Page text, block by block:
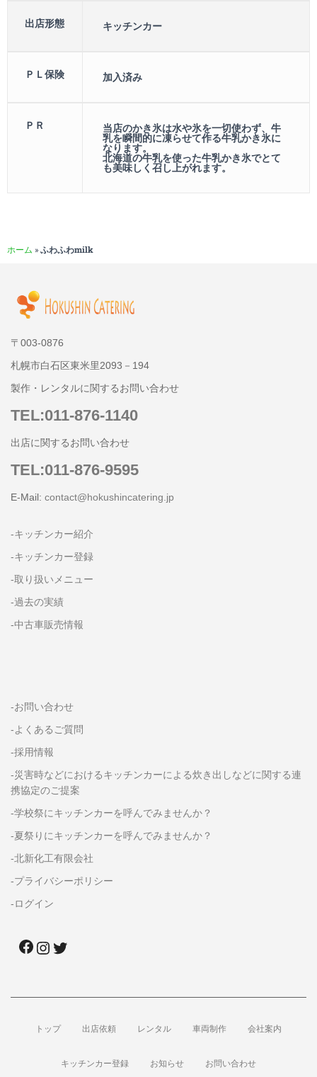
出店形態 キッチンカー
ＰＬ保険 加入済み
ＰＲ
当店のかき氷は水や氷を一切使わず、牛
乳を瞬間的に凍らせて作る牛乳かき氷に
なります。
北海道の牛乳を使った牛乳かき氷でとて
も美味しく召し上がれます。
ホーム » ふわふわmilk
〒003-0876
札幌市白石区東米里2093－194
製作・レンタルに関するお問い合わせ
TEL:011-876-1140
出店に関するお問い合わせ
TEL:011-876-9595
E-Mail: contact@hokushincatering.jp
-キッチンカー紹介
-キッチンカー登録
-取り扱いメニュー
-過去の実績
-中古車販売情報
-お問い合わせ
-よくあるご質問
-採用情報
-災害時などにおけるキッチンカーによる炊き出しなどに関する連
携協定のご提案
-学校祭にキッチンカーを呼んでみませんか？
-夏祭りにキッチンカーを呼んでみませんか？
-北新化工有限会社
-プライバシーポリシー
-ログイン
トップ 出店依頼 レンタル 車両制作 会社案内
キッチンカー登録 お知らせ お問い合わせ